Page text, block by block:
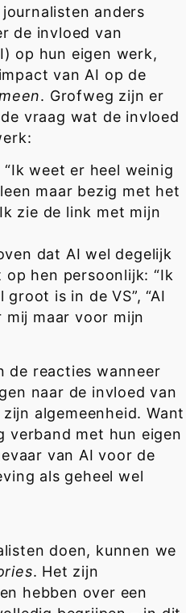
anders
de invloed van
op hun eigen werk,
van AI op de
. Grofweg zijn er
vraag wat de invloed
“Ik weet er heel weinig
maar bezig met het
zie de link met mijn
dat AI wel degelijk
hen persoonlijk: “Ik
is in de VS”, “AI
maar voor mijn
de reacties wanneer
naar de invloed van
algemeenheid. Want
verband met hun eigen
van AI voor de
als geheel wel
doen, kunnen we
. Het zijn
hebben over een